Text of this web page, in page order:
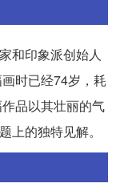
和印象派创始人
时已经74岁，耗
品以其壮丽的气
上的独特见解。